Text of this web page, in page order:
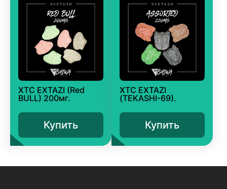
XTC EXTAZI (Red
BULL) 200мг.
Купить
XTC EXTAZI
(TEKASHI-69).
Купить